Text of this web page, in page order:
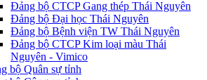
Đảng bộ CTCP Gang thép Thái Nguyên
Đảng bộ Đại học Thái Nguyên
Đảng bộ Bệnh viện TW Thái Nguyên
Đảng bộ CTCP Kim loại màu Thái
Nguyên - Vimico
bộ Quân sự tỉnh